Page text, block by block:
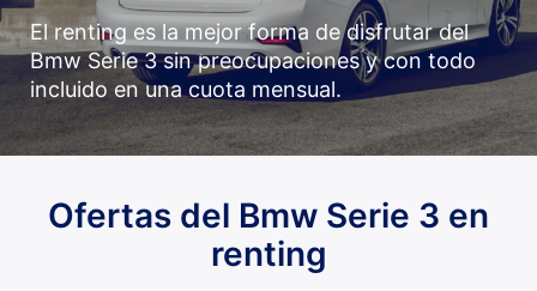
El renting es la mejor forma de disfrutar del
Bmw Serie 3 sin preocupaciones y con todo
incluido en una cuota mensual.
Ofertas del Bmw Serie 3 en
renting